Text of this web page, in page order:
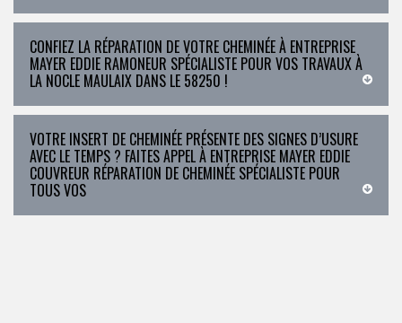
CONFIEZ LA RÉPARATION DE VOTRE CHEMINÉE À ENTREPRISE
MAYER EDDIE RAMONEUR SPÉCIALISTE POUR VOS TRAVAUX À
LA NOCLE MAULAIX DANS LE 58250 !
VOTRE INSERT DE CHEMINÉE PRÉSENTE DES SIGNES D’USURE
AVEC LE TEMPS ? FAITES APPEL À ENTREPRISE MAYER EDDIE
COUVREUR RÉPARATION DE CHEMINÉE SPÉCIALISTE POUR
TOUS VOS